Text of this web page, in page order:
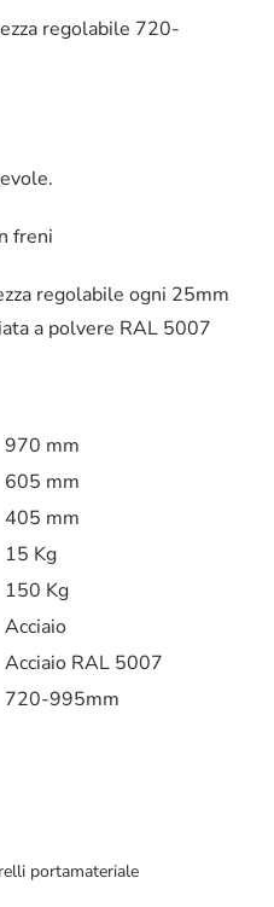
regolabile 720-
freni
regolabile ogni 25mm
a polvere RAL 5007
970 mm
605 mm
405 mm
15 Kg
150 Kg
Acciaio
Acciaio RAL 5007
720-995mm
portamateriale